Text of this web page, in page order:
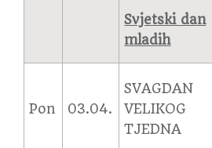
Svjetski dan
mladih
Pon 03.04.
SVAGDAN
VELIKOG
TJEDNA